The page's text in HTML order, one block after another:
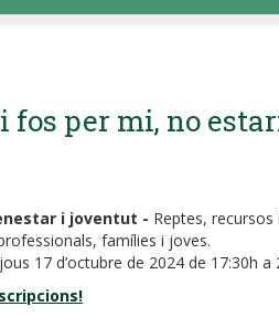
fos per mi, no
i joventut - Reptes,
famílies i joves.
17 d’octubre de 2024 de 17:30h